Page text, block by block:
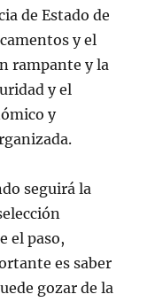
de Estado de
y el
rampante y la
y el
y
seguirá la
el paso,
es saber
gozar de la